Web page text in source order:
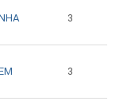
3
3